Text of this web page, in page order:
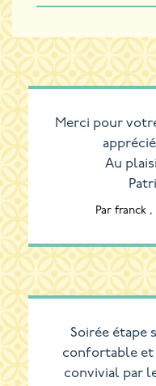
Merci pour
Au
Par franck
Soirée étape
confortable et
convivial par